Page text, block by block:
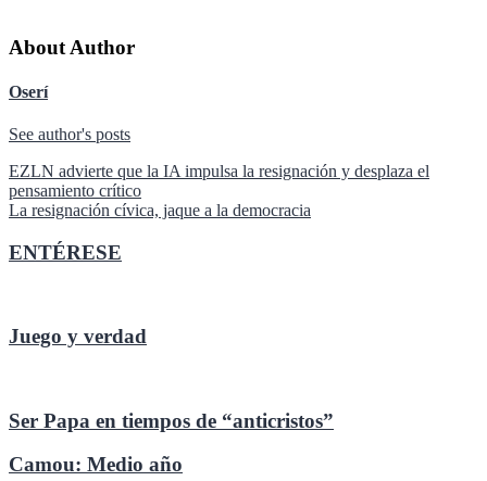
About Author
Oserí
See author's posts
Navegación
de
EZLN advierte que la IA impulsa la resignación y desplaza el
pensamiento crítico
La resignación cívica, jaque a la democracia
ENTÉRESE
Juego y verdad
Ser Papa en tiempos de “anticristos”
Camou: Medio año